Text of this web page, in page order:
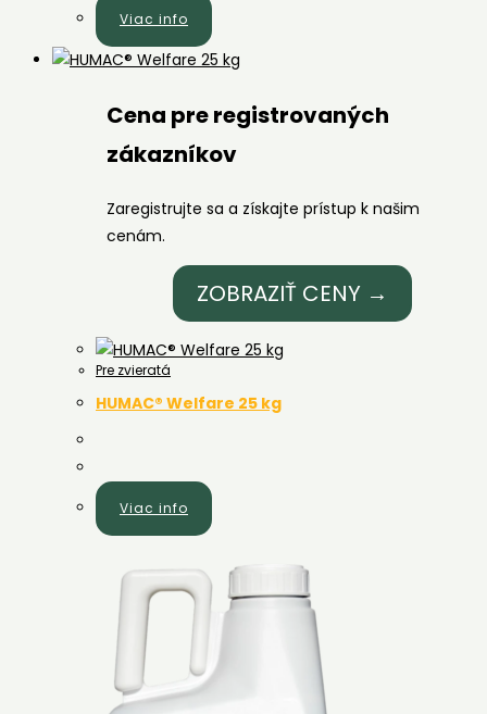
Viac info
Cena pre registrovaných
zákazníkov
Zaregistrujte sa a získajte prístup k našim
cenám.
ZOBRAZIŤ CENY →
Pre zvieratá
HUMAC® Welfare 25 kg
Viac info